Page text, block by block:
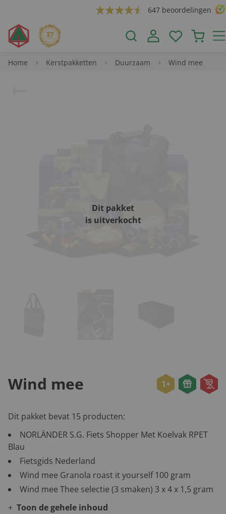
647 beoordelingen
Home Kerstpakketten Duurzaam Wind mee
Dit pakket
is uitverkocht
Wind mee 1+
Dit pakket bevat 15 producten:
NORLÄNDER S.G. Fiets Shopper Met Koelvak RPET
Blau
Fietsgids Nederland
Wind mee Granola roast it yourself 100 gram
Wind mee Thee selectie (3 smaken) 3 x 4 x 1,5 gram
Toon de gehele inhoud